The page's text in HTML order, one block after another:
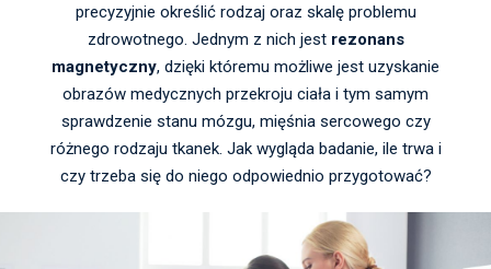
precyzyjnie określić rodzaj oraz skalę problemu
zdrowotnego. Jednym z nich jest rezonans
magnetyczny, dzięki któremu możliwe jest uzyskanie
obrazów medycznych przekroju ciała i tym samym
sprawdzenie stanu mózgu, mięśnia sercowego czy
różnego rodzaju tkanek. Jak wygląda badanie, ile trwa i
czy trzeba się do niego odpowiednio przygotować?